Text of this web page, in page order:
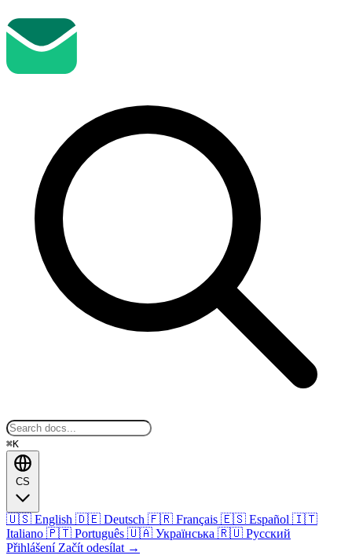
⌘K
CS
🇺🇸 English 🇩🇪 Deutsch 🇫🇷 Français 🇪🇸 Español 🇮🇹
Italiano 🇵🇹 Português 🇺🇦 Українська 🇷🇺 Русский
Přihlášení Začít odesílat →